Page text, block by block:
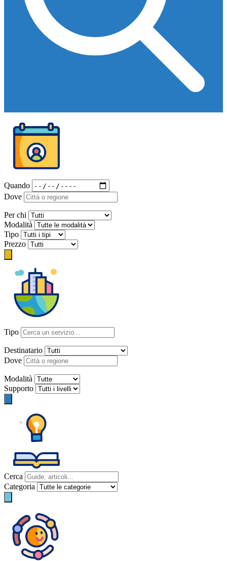
Quando
Dove
Per chi
Modalità
Tipo
Prezzo
Tipo
Destinatario
Dove
Modalità
Supporto
Cerca
Categoria